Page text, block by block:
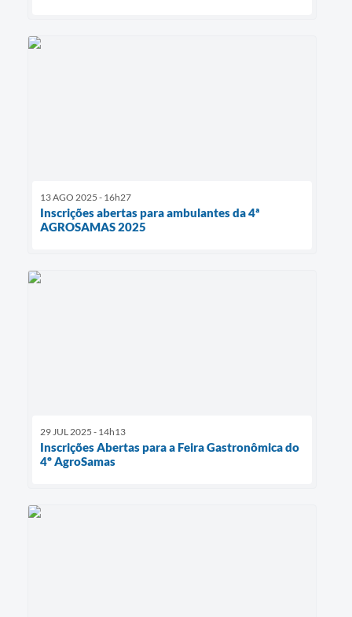
13 AGO 2025 - 16h27
Inscrições abertas para ambulantes da 4ª
AGROSAMAS 2025
29 JUL 2025 - 14h13
Inscrições Abertas para a Feira Gastronômica do
4º AgroSamas